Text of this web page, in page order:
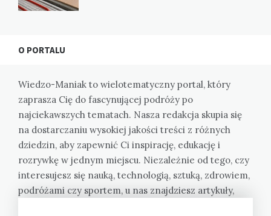
O PORTALU
Wiedzo-Maniak to wielotematyczny portal, który
zaprasza Cię do fascynującej podróży po
najciekawszych tematach. Nasza redakcja skupia się
na dostarczaniu wysokiej jakości treści z różnych
dziedzin, aby zapewnić Ci inspirację, edukację i
rozrywkę w jednym miejscu. Niezależnie od tego, czy
interesujesz się nauką, technologią, sztuką, zdrowiem,
podróżami czy sportem, u nas znajdziesz artykuły,